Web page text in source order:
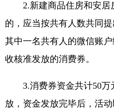
2.新建商品住房和安居
的，应当按共有人数共同
其中一名共有人的微信账
收核准发放的消费券。
3.消费券资金共计50万
放，资金发放完毕后，活动